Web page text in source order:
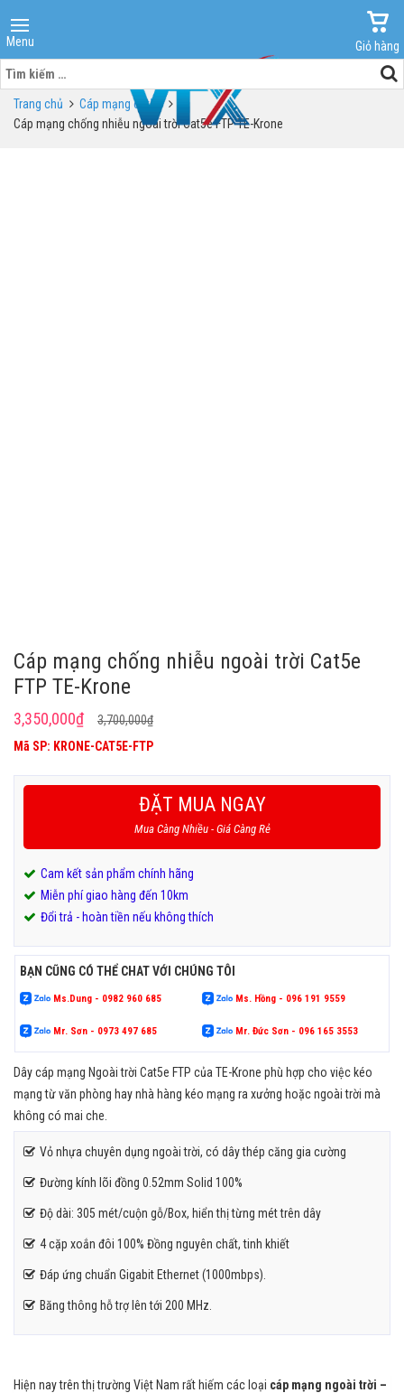
Menu
Giỏ hàng
Tìm
kiếm
cho:Trang chủ
Cáp mạng cat5e
Cáp mạng chống nhiễu ngoài trời Cat5e FTP TE-Krone
Cáp mạng chống nhiễu ngoài trời Cat5e
FTP TE-Krone
3,700,000₫Giá
gốc
3,700,000₫.
3,350,000₫
Giá
hiện
là:
3,350,000₫.
Mã SP: KRONE-CAT5E-FTP
ĐẶT MUA NGAY
Mua Càng Nhiều - Giá Càng Rẻ
Cam kết sản phẩm chính hãng
Miễn phí giao hàng đến 10km
Đổi trả - hoàn tiền nếu không thích
BẠN CŨNG CÓ THỂ CHAT VỚI CHÚNG TÔI
Ms.Dung - 0982 960 685 Ms. Hồng - 096 191 9559
Mr. Sơn - 0973 497 685 Mr. Đức Sơn - 096 165 3553
Dây cáp mạng Ngoài trời Cat5e FTP của TE-Krone phù hợp cho việc kéo
mạng từ văn phòng hay nhà hàng kéo mạng ra xưởng hoặc ngoài trời mà
không có mai che.
Vỏ nhựa chuyên dụng ngoài trời, có dây thép căng gia cường
Đường kính lõi đồng 0.52mm Solid 100%
Độ dài: 305 mét/cuộn gỗ/Box, hiển thị từng mét trên dây
4 cặp xoắn đôi 100% Đồng nguyên chất, tinh khiết
Đáp ứng chuẩn Gigabit Ethernet (1000mbps).
Băng thông hỗ trợ lên tới 200 MHz.
Hiện nay trên thị trường Việt Nam rất hiếm các loại cáp mạng ngoài trời –